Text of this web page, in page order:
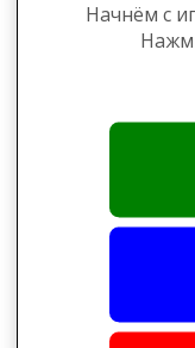
Начнём с